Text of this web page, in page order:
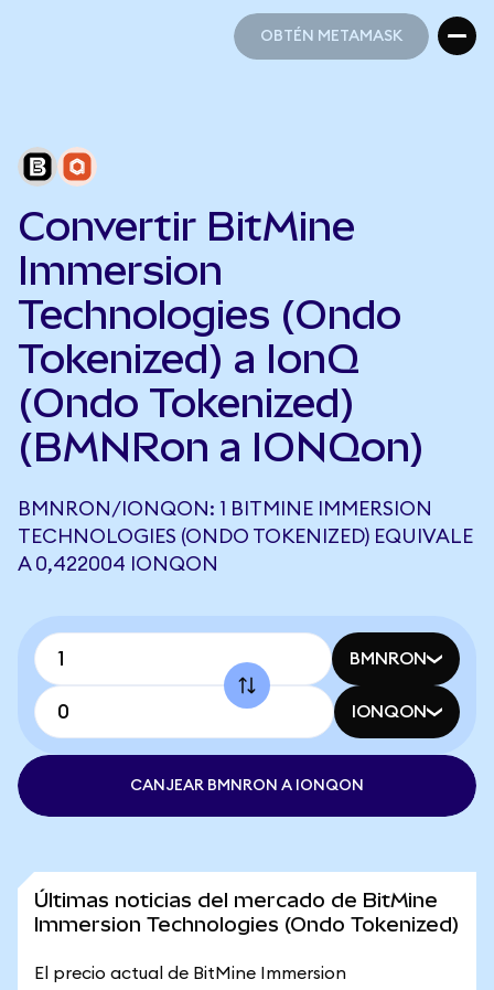
OBTÉN METAMASK
Convertir BitMine
Immersion
Technologies (Ondo
Tokenized) a IonQ
(Ondo Tokenized)
(BMNRon a IONQon)
BMNRON/IONQON: 1 BITMINE IMMERSION
TECHNOLOGIES (ONDO TOKENIZED) EQUIVALE
A 0,422004 IONQON
BMNRON
IONQON
CANJEAR BMNRON A IONQON
Últimas noticias del mercado de BitMine
Immersion Technologies (Ondo Tokenized)
El precio actual de BitMine Immersion